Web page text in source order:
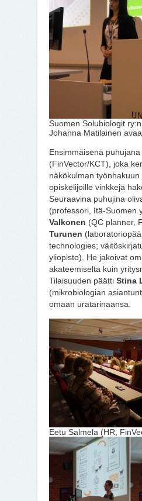
Suomen Solubiologit
Johanna Matilainen
Ensimmäisenä puhujana
(FinVector/KCT), joka
näkökulman työnhakuun
opiskelijoille vinkkejä
Seuraavina puhujina
(professori, Itä-Suomen
Valkonen (QC planner,
Turunen
technologies;
yliopisto). He jakoivat
akateemiselta kuin
Tilaisuuden päätti Stina
(mikrobiologian
omaan uratarinaansa.
Eetu Salmela (HR,